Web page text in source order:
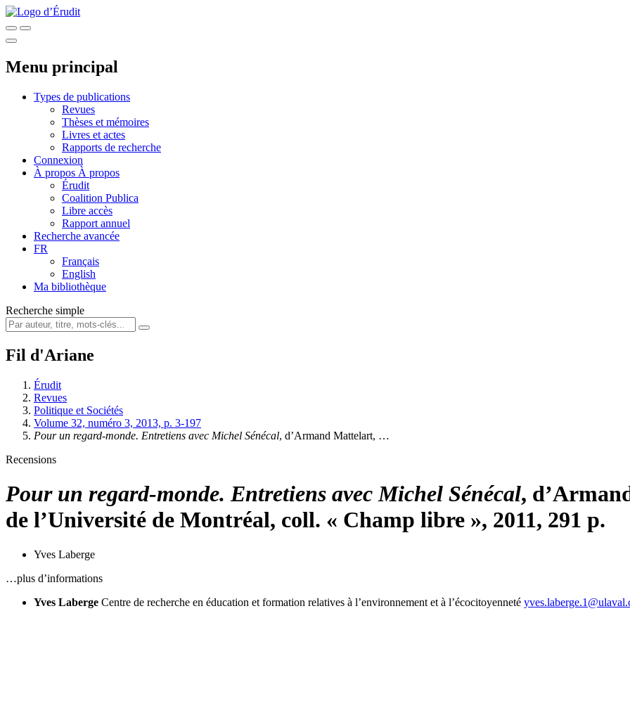
Menu principal
Types de publications
Revues
Thèses et mémoires
Livres et actes
Rapports de recherche
Connexion
À propos À propos
Érudit
Coalition Publica
Libre accès
Rapport annuel
Recherche avancée
FR
Français
English
Ma bibliothèque
Recherche simple
Fil d'Ariane
Érudit
Revues
Politique et Sociétés
Volume 32, numéro 3, 2013, p. 3-197
Pour un regard-monde. Entretiens avec Michel Sénécal, d’Armand Mattelart, …
Recensions
Pour un regard-monde. Entretiens avec Michel Sénécal,
de l’Université de Montréal, coll. « Champ libre », 2011, 291 p.
Yves Laberge
…plus d’informations
Yves Laberge Centre de recherche en éducation et formation relatives à l’environnement et à l’écocitoyenneté